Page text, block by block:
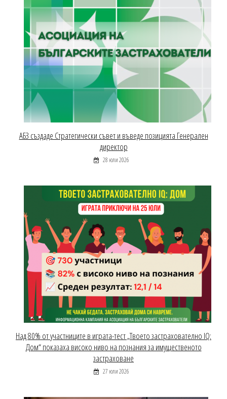
АБЗ създаде Стратегически съвет и въведе позицията Генерален
директор
28 юли 2026
Над 80% от участниците в играта-тест „Твоето застрахователно IQ:
Дом“ показаха високо ниво на познания за имущественото
застраховане
27 юли 2026